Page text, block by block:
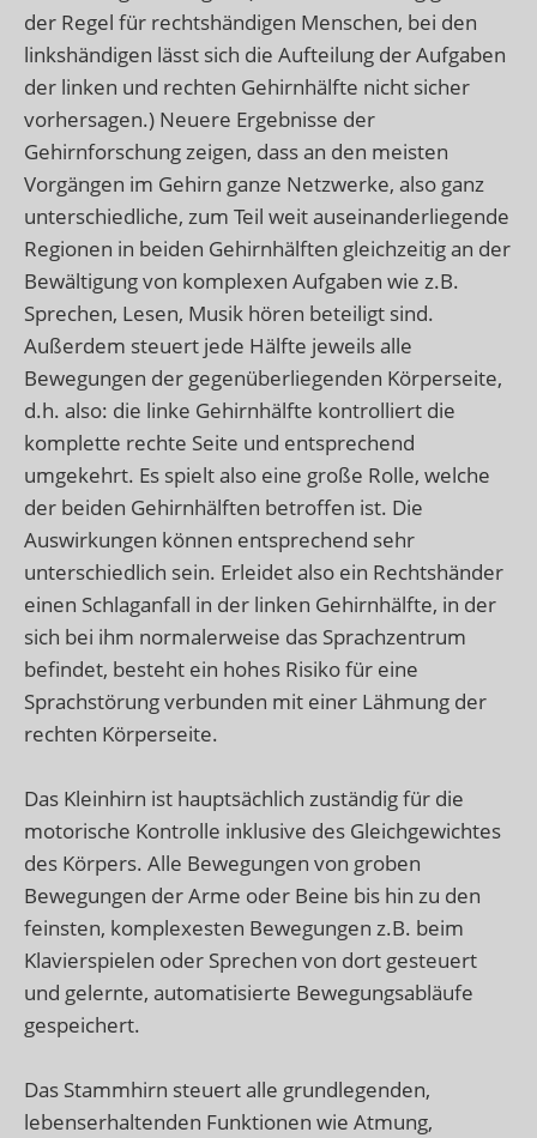
der Regel für rechtshändigen Menschen, bei den
linkshändigen lässt sich die Aufteilung der Aufgaben
der linken und rechten Gehirnhälfte nicht sicher
vorhersagen.) Neuere Ergebnisse der
Gehirnforschung zeigen, dass an den meisten
Vorgängen im Gehirn ganze Netzwerke, also ganz
unterschiedliche, zum Teil weit auseinanderliegende
Regionen in beiden Gehirnhälften gleichzeitig an der
Bewältigung von komplexen Aufgaben wie z.B.
Sprechen, Lesen, Musik hören beteiligt sind.
Außerdem steuert jede Hälfte jeweils alle
Bewegungen der gegenüberliegenden Körperseite,
d.h. also: die linke Gehirnhälfte kontrolliert die
komplette rechte Seite und entsprechend
umgekehrt. Es spielt also eine große Rolle, welche
der beiden Gehirnhälften betroffen ist. Die
Auswirkungen können entsprechend sehr
unterschiedlich sein. Erleidet also ein Rechtshänder
einen Schlaganfall in der linken Gehirnhälfte, in der
sich bei ihm normalerweise das Sprachzentrum
befindet, besteht ein hohes Risiko für eine
Sprachstörung verbunden mit einer Lähmung der
rechten Körperseite.
Das Kleinhirn ist hauptsächlich zuständig für die
motorische Kontrolle inklusive des Gleichgewichtes
des Körpers. Alle Bewegungen von groben
Bewegungen der Arme oder Beine bis hin zu den
feinsten, komplexesten Bewegungen z.B. beim
Klavierspielen oder Sprechen von dort gesteuert
und gelernte, automatisierte Bewegungsabläufe
gespeichert.
Das Stammhirn steuert alle grundlegenden,
lebenserhaltenden Funktionen wie Atmung,